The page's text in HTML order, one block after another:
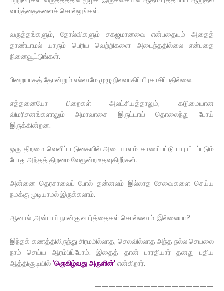
வார்த்தைகளைச் சொல்லுங்கள்.
வருத்தங்களும், தோல்விகளும் சகஜமானவை என்பதையும் அதைத்
தாண்டாமல் யாரும் பெரிய வெற்றிகளை அடைந்ததில்லை என்பதை
நினைவூட்டுங்கள்.
பிறையாகத் தோன்றும் எல்லாமே முழு நிலவாகிப் பிரகாசிப்பதில்லை.
எத்தனையோ பிறைகள் அலட்சியத்தாலும், கடுமையான
விமரிசனங்களாலும் அமாவாசை இருட்டாய் தொலைந்து போய்
இருக்கின்றன.
ஒரு திறமை வெளிப் படுகையில் அடையாளம் காணப்பட்டு பாராட்டப்படும்
போது அந்தத் திறமை வேரூன்ற உதவுகிறீர்கள்.
அன்னை தெரசாவைப் போல் தன்னலம் இல்லாத சேவைகளை செய்ய
நமக்கு முடியாமல் இருக்கலாம்.
ஆனால் ,அன்பாய் நான்கு வார்த்தைகள் சொல்லலாம் இல்லையா?
இந்தக் கணத்திலிருந்து சிரமமில்லாத, செலவில்லாத அந்த நல்ல செயலை
நாம் செய்ய ஆரம்பிப்போம். இதைத் தான் பாரதியார் தனது புதிய
ஆத்திசூடியில் 'ஞெகிழ்வது அருளின்' என்கிறார்.
----------------------------------